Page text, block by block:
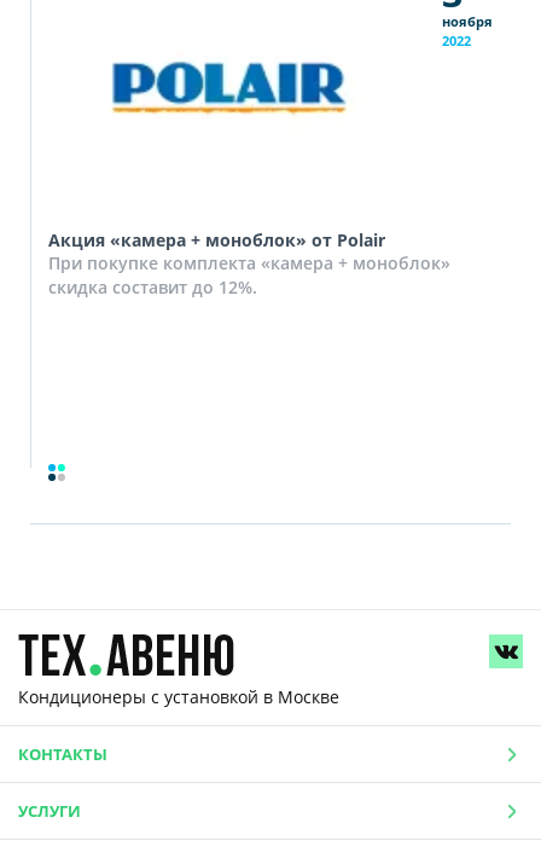
ноября
2022
Акция «камера + моноблок» от Polair
При покупке комплекта «камера + моноблок»
скидка составит до 12%.
Кондиционеры с установкой в Москве
КОНТАКТЫ
УСЛУГИ